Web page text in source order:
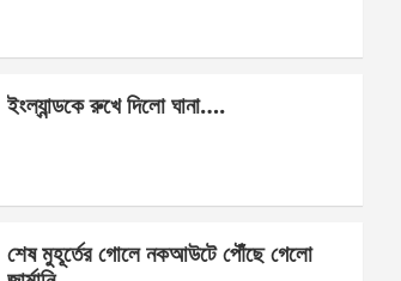
ইংল্যান্ডকে রুখে দিলো ঘানা….
শেষ মুহূর্তের গোলে নকআউটে পৌঁছে গেলো